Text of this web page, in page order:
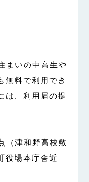
まいの中高生や
無料で利用でき
は、利用届の提
（津和野高校敷
役場本庁舎近